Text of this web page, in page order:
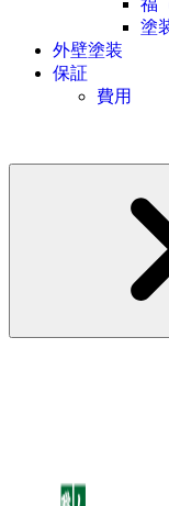
福
塗
外壁塗装
保証
費用